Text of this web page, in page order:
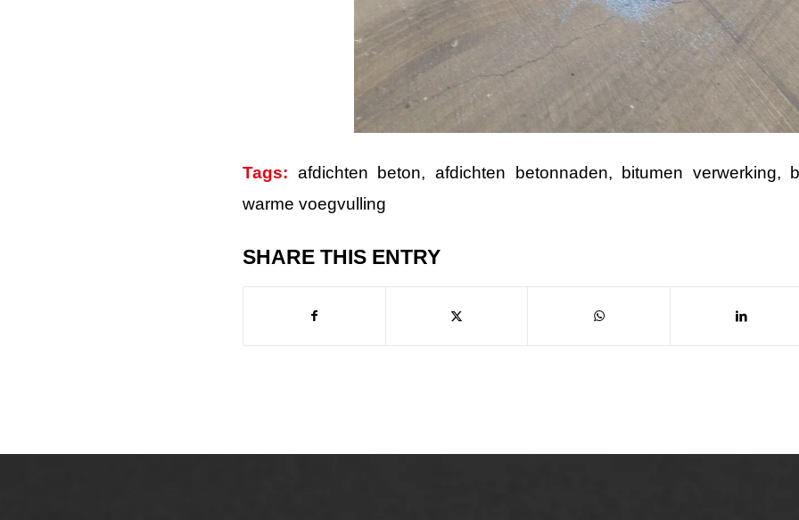
Tags: afdichten beton, afdichten betonnaden, bitumen verwerking,
warme voegvulling
SHARE THIS ENTRY